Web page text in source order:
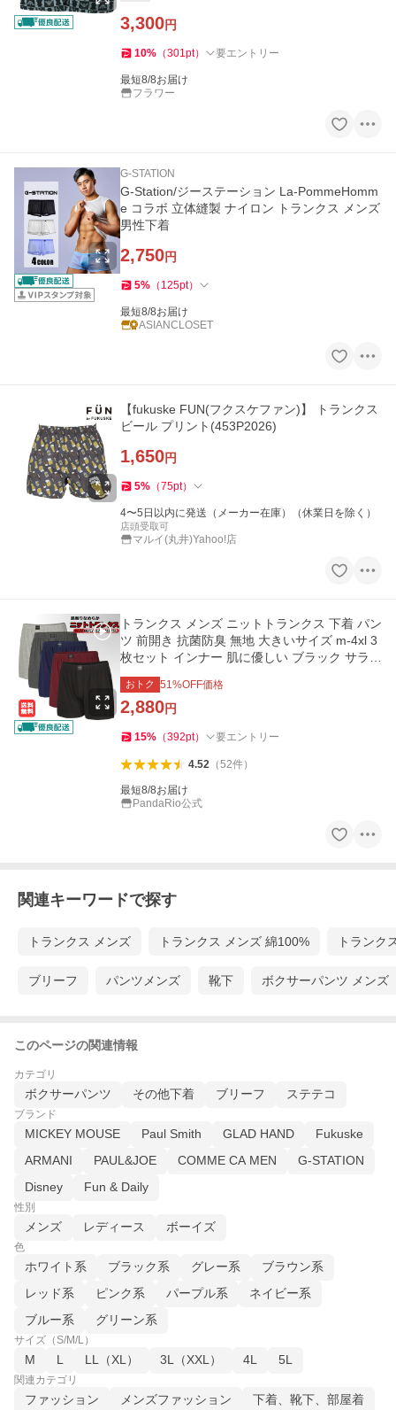
3,300円
10% （301pt） 要エントリー
最短8/8お届け
フラワー
G-STATION
G-Station/ジーステーション La-PommeHomm
e コラボ 立体縫製 ナイロン トランクス メンズ
男性下着
2,750円
5% （ 125pt）
最短8/8お届け
ASIANCLOSET
【fukuske FUN(フクスケファン)】 トランクス
ビール プリント(453P2026)
1,650円
5% （75pt）
4〜5日以内に発送（メーカー在庫）（休業日を除く）
店頭受取可
マルイ(丸井)Yahoo!店
トランクス メンズ ニットトランクス 下着 パン
ツ 前開き 抗菌防臭 無地 大きいサイズ m-4xl 3
枚セット インナー 肌に優しい ブラック サラサ
ラ 春夏秋冬 LHT
おトク 51%OFF価格
2,880円
15% （392pt） 要エントリー
4.52（52件）
最短8/8お届け
PandaRio公式
関連キーワードで探す
トランクス メンズ トランクス メンズ 綿100% トランク
ブリーフ パンツメンズ 靴下 ボクサーパンツ メンズ
このページの関連情報
カテゴリ
ボクサーパンツ その他下着 ブリーフ ステテコ
ブランド
MICKEY MOUSE Paul Smith GLAD HAND
Fukuske
ARMANI
PAUL&JOE COMME CA MEN
G-STATION
Disney
Fun & Daily
性別
メンズ レディース ボーイズ
色
ホワイト系 ブラック系 グレー系
ブラウン系
レッド系
ピンク系 パープル系
ネイビー系
ブルー系
グリーン系
サイズ（S/M/L）
M L LL（XL） 3L（XXL） 4L 5L
関連カテゴリ
ファッション メンズファッション 下着、靴下、部屋着